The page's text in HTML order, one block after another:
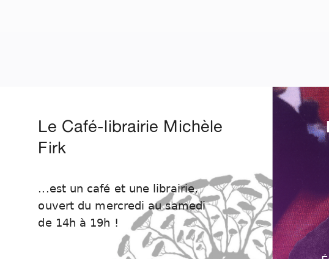
Le Café-librairie Michèle
Firk
...est un café et une librairie,
ouvert du mercredi au samedi
de 14h à 19h !